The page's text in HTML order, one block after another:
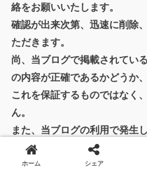
絡をお願いいたします。
確認が出来次第、迅速に削除
ただきます。
尚、当ブログで掲載されてい
の内容が正確であるかどうか
これを保証するものではなく
ん。
また、当ブログの利用で発生
うものではありません。
ホーム シェア